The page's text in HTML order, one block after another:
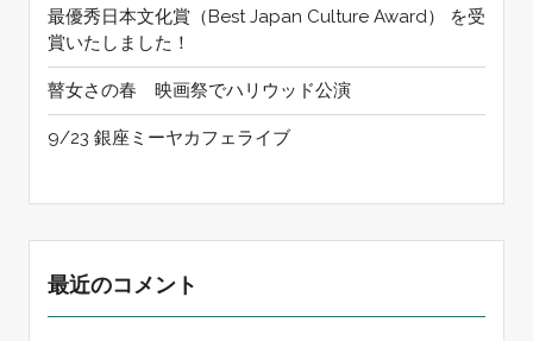
最優秀日本文化賞（Best Japan Culture Award） を受
賞いたしました！
瞽女さの春 映画祭でハリウッド公演
9/23 銀座ミーヤカフェライブ
最近のコメント